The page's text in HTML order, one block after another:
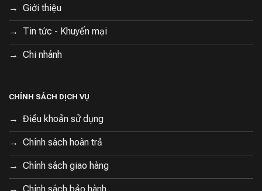
Giới thiệu
Tin tức - Khuyến mại
Chi nhánh
CHÍNH SÁCH DỊCH VỤ
Điều khoản sử dụng
Chính sách hoàn trả
Chính sách giao hàng